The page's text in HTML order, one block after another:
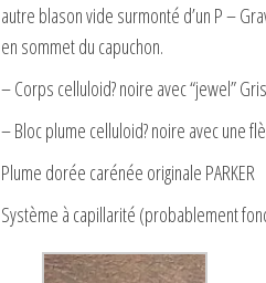
autre blason vide surmonté d’un P –
en sommet du capuchon.
– Corps celluloid? noire avec “jewel”
– Bloc plume celluloid? noire avec une
Plume dorée carénée originale PARKER
Système à capillarité (probablement